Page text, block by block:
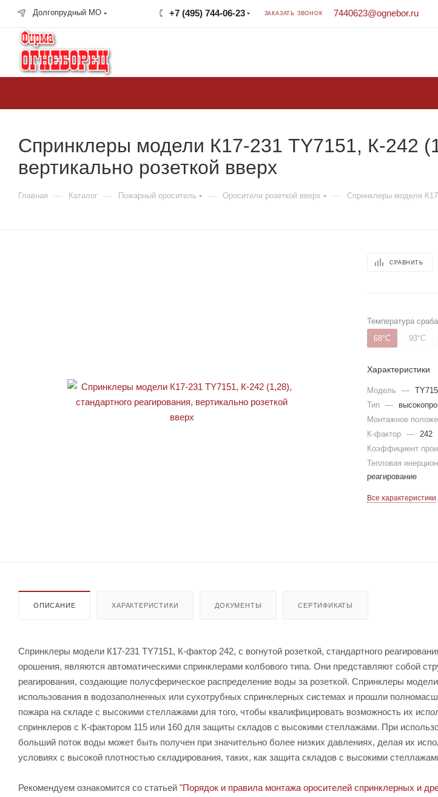
Долгопрудный МО +7 (495) 744-06-23 ЗАКАЗАТЬ ЗВОНОК 7440623@ognebor.ru
Спринклеры модели К17-231 TY7151, К-242
вертикально розеткой вверх
Главная — Каталог — Пожарный ороситель — Оросители розеткой вверх — Спринклеры модели
СРАВНИТЬ
Температура
68°С
93°С
Характеристики
Модель —
Тип
—
Монтажное
К-фактор
—
242
Коэффициент
Тепловая
реагирование
Все характеристики
ОПИСАНИЕ ХАРАКТЕРИСТИКИ ДОКУМЕНТЫ СЕРТИФИКАТЫ
Спринклеры модели К17-231 TY7151, К-фактор 242, c вогнутой розеткой, стандартного
орошения, являются автоматическими спринклерами колбового типа. Они представляют собой
реагирования, создающие полусферическое распределение воды за розеткой. Спринклеры
использования в водозаполненных или сухотрубных спринклерных системах и прошли
пожара на складе с высокими стеллажами для того, чтобы квалифицировать возможность их
спринклеров с К-фактором 115 или 160 для защиты складов с высокими стеллажами. При
больший поток воды может быть получен при значительно более низких давлениях, делая их
условиях с высокой плотностью складирования, таких, как защита складов с высокими
Рекомендуем ознакомится со статьей "Порядок и правила монтажа оросителей спринклерных и